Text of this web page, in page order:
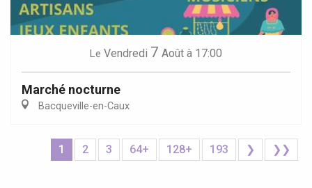
Le Vendredi 7 Août à 17:00
Marché nocturne
Bacqueville-en-Caux
1 2 3 64+ 128+ 193 ❯ ❯❯